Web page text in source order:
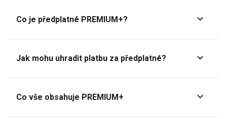
Co je předplatné PREMIUM+?
Jak mohu uhradit platbu za předplatné?
Co vše obsahuje PREMIUM+